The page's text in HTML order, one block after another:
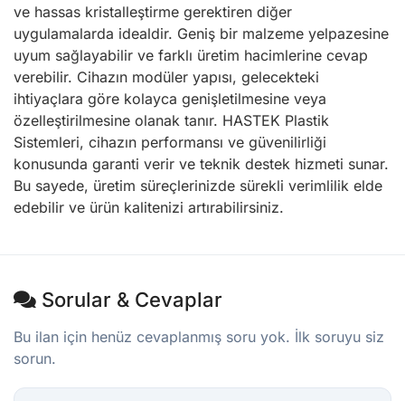
ve hassas kristalleştirme gerektiren diğer
uygulamalarda idealdir. Geniş bir malzeme yelpazesine
uyum sağlayabilir ve farklı üretim hacimlerine cevap
verebilir. Cihazın modüler yapısı, gelecekteki
ihtiyaçlara göre kolayca genişletilmesine veya
özelleştirilmesine olanak tanır. HASTEK Plastik
Sistemleri, cihazın performansı ve güvenilirliği
konusunda garanti verir ve teknik destek hizmeti sunar.
Bu sayede, üretim süreçlerinizde sürekli verimlilik elde
edebilir ve ürün kalitenizi artırabilirsiniz.
Sorular & Cevaplar
Bu ilan için henüz cevaplanmış soru yok. İlk soruyu siz
sorun.